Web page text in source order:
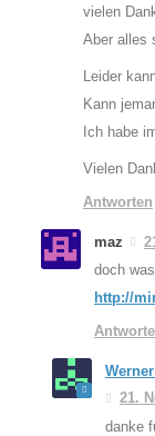
vielen
Aber alles
Leider
Kann
Ich habe
Vielen
Antworten
maz
doch
http://
21.
danke